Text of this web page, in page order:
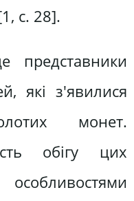
c. 28].
представники
які з'явилися
монет.
обігу цих